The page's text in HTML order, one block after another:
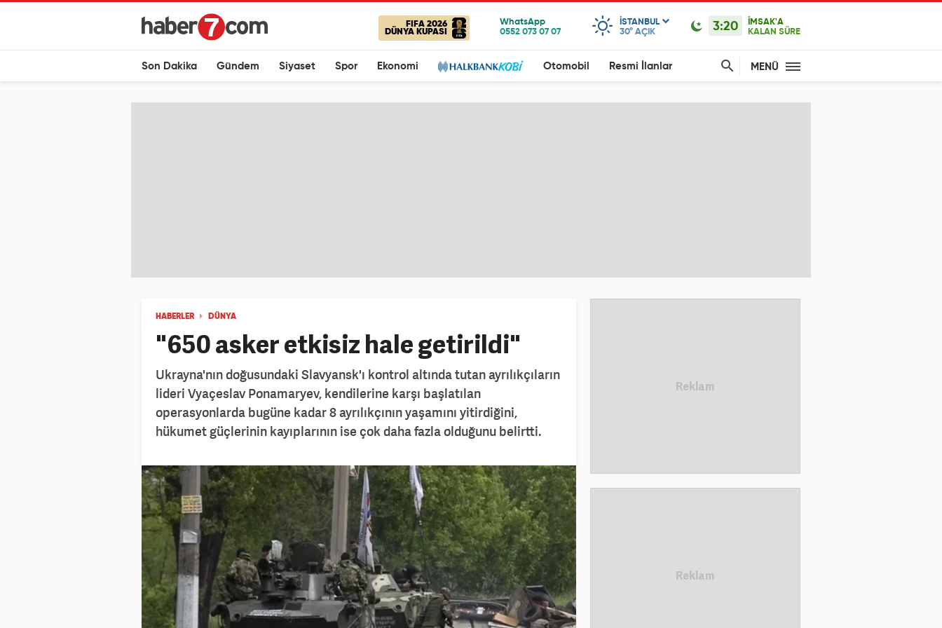
FIFA 2026
DÜNYA KUPASI
ISTANBUL
30° AÇIK 3:20
İMSAK'A
KALAN SÜRE
Son Dakika Gündem Siyaset Spor Ekonomi Otomobil Resmi İlanlar MENÜ
HABERLER DÜNYA
"650 asker etkisiz hale getirildi"
Ukrayna'nın doğusundaki Slavyansk'ı kontrol altında tutan ayrılıkçıların
lideri Vyaçeslav Ponamaryev, kendilerine karşı başlatılan
operasyonlarda bugüne kadar 8 ayrılıkçının yaşamını yitirdiğini,
hükumet güçlerinin kayıplarının ise çok daha fazla olduğunu belirtti.